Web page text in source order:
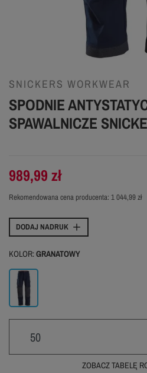
SNICKERS WORKWEAR
SPODNIE
SPAWALNICZE
Rekomendowana cena producenta: 1 044,99 zł
989,99 zł
DODAJ NADRUK
KOLOR:GRANATOWY
Granatowy
50
ZOBACZ TABELĘ